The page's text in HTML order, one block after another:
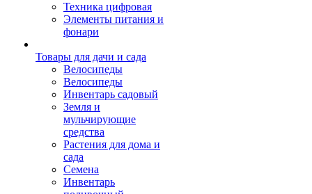
Техника цифровая
Элементы питания и
фонари
Товары для дачи и сада
Велосипеды
Велосипеды
Инвентарь садовый
Земля и
мульчирующие
средства
Растения для дома и
сада
Семена
Инвентарь